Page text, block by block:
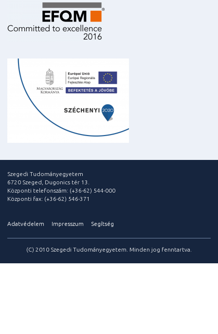
Szegedi Tudományegyetem
6720 Szeged, Dugonics tér 13.
Központi telefonszám: (+36-62) 544-000
Központi fax: (+36-62) 546-371
Adatvédelem Impresszum Segítség
(C) 2010 Szegedi Tudományegyetem. Minden jog fenntartva.